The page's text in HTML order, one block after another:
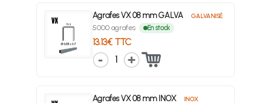
Agrafes VX 08 mm GALVA GALVANISÉ
5000 agrafes En stock
13.13€ TTC
1
Agrafes VX 08 mm INOX INOX